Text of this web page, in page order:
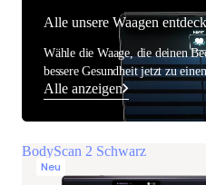
Alle unsere Waagen
Wähle die Waage, die deinen
bessere Gesundheit jetzt zu
Alle anzeigen
BodyScan 2 Schwarz
Neu